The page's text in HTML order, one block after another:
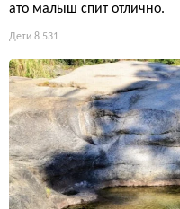
ато малыш спит отлично.
Дети 8 531